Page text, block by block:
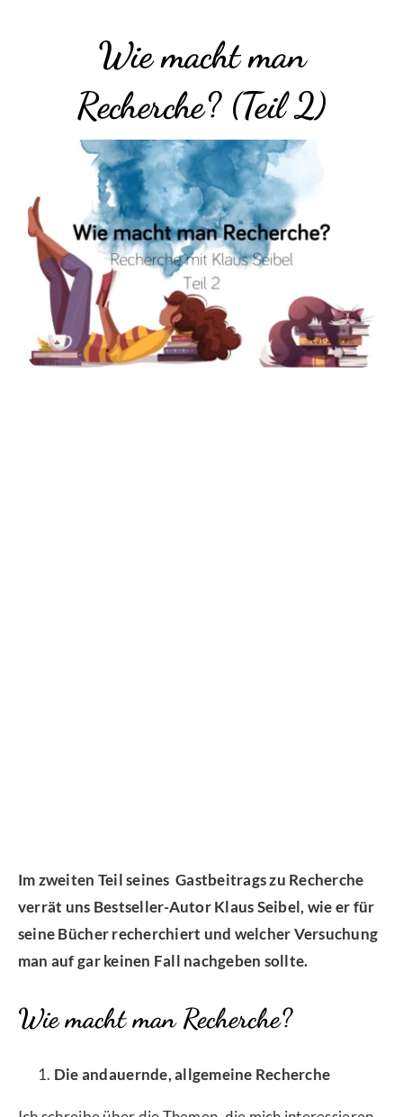
Wie macht man
Recherche? (Teil 2)
Im zweiten Teil seines Gastbeitrags zu Recherche
verrät uns Bestseller-Autor Klaus Seibel, wie er für
seine Bücher recherchiert und welcher Versuchung
man auf gar keinen Fall nachgeben sollte.
Wie macht man Recherche?
Die andauernde, allgemeine Recherche